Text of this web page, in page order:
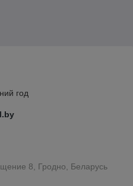
год
8, Гродно, Беларусь